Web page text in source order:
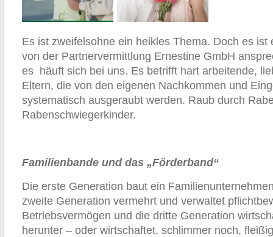
Es ist zweifelsohne ein heikles Thema. Doch es ist
von der Partnervermittlung Ernestine GmbH
es häuft sich bei uns. Es betrifft hart arbeitende,
Eltern, die von den eigenen Nachkommen und
systematisch ausgeraubt werden. Raub durch
Rabenschwiegerkinder.
Familienbande und das „Förderband“
Die erste Generation baut ein
zweite Generation vermehrt und verwaltet
Betriebsvermögen und die dritte Generation
herunter – oder wirtschaftet, schlimmer noch,